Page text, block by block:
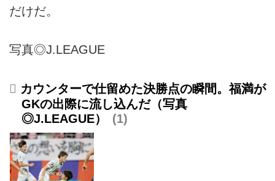
だけだ。
写真◎J.LEAGUE
カウンターで仕留めた決勝点の瞬間。福満が
GKの出際に流し込んだ（写真
◎J.LEAGUE）
1